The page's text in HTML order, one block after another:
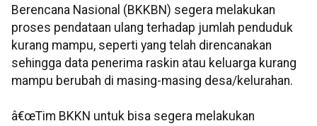
Berencana Nasional (BKKBN) segera melakukan
proses pendataan ulang terhadap jumlah penduduk
kurang mampu, seperti yang telah direncanakan
sehingga data penerima raskin atau keluarga kurang
mampu berubah di masing-masing desa/kelurahan.
â€œTim BKKN untuk bisa segera melakukan